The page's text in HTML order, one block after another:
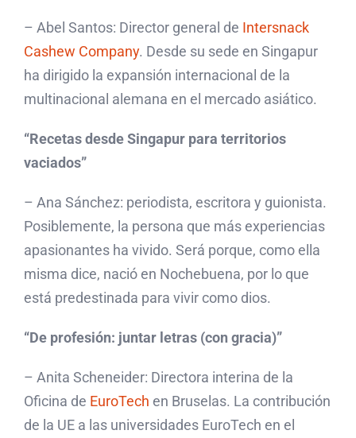
– Abel Santos: Director general de Intersnack
Cashew Company. Desde su sede en Singapur
ha dirigido la expansión internacional de la
multinacional alemana en el mercado asiático.
“Recetas desde Singapur para territorios
vaciados”
– Ana Sánchez: periodista, escritora y guionista.
Posiblemente, la persona que más experiencias
apasionantes ha vivido. Será porque, como ella
misma dice, nació en Nochebuena, por lo que
está predestinada para vivir como dios.
“De profesión: juntar letras (con gracia)”
– Anita Scheneider: Directora interina de la
Oficina de EuroTech en Bruselas. La contribución
de la UE a las universidades EuroTech en el